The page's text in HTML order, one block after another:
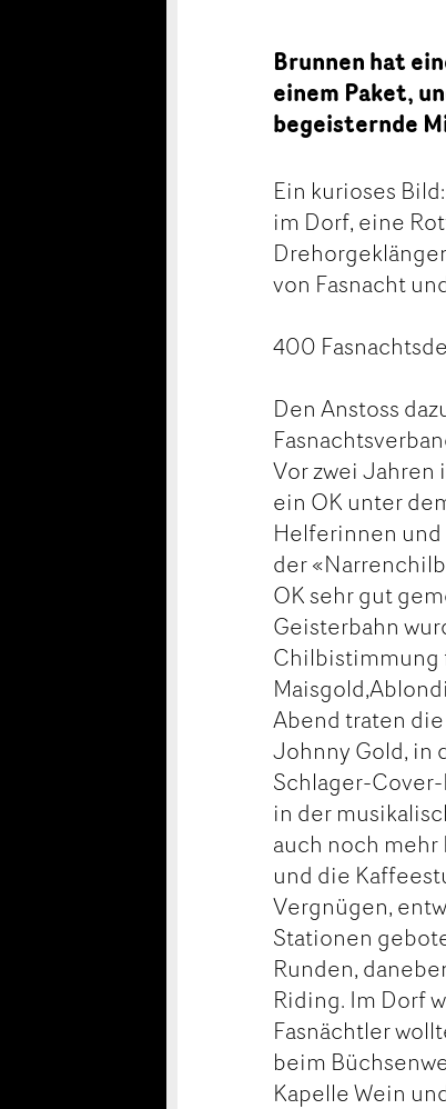
Brunnen hat
einem Paket,
begeisternde
Ein kurioses
im Dorf, eine
von Fasnacht
400
Den Anstoss
Vor zwei Jahren
ein OK unter
Helferinnen
der
OK sehr gut
Geisterbahn
Chilbistimmung
Abend traten
Johnny Gold, in
Schlager-
in der
auch noch
und die
Vergnügen,
Stationen
Runden,
Riding. Im Dorf
Fasnächtler
beim
Kapelle Wein